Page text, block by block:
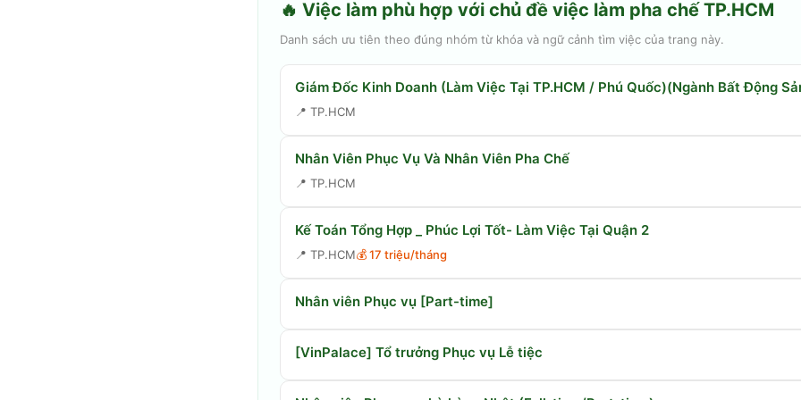
🔥 Việc làm phù hợp với chủ đề việc làm pha chế TP.HCM
Danh sách ưu tiên theo đúng nhóm từ khóa và ngữ cảnh tìm việc của trang này.
Giám Đốc Kinh Doanh (Làm Việc Tại TP.HCM / Phú Quốc)(Ngành Bất Động
📍 TP.HCM
Nhân Viên Phục Vụ Và Nhân Viên Pha Chế
📍 TP.HCM
Kế Toán Tổng Hợp _ Phúc Lợi Tốt- Làm Việc Tại Quận 2
📍 TP.HCM💰17 triệu/tháng
Nhân viên Phục vụ [Part-time]
[VinPalace] Tổ trưởng Phục vụ Lễ tiệc